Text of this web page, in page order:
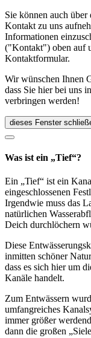
Sie können auch über
Kontakt zu uns
Informationen
("Kontakt") oben auf
Kontaktformular.
Wir wünschen Ihnen
dass Sie hier bei uns
verbringen werden!
dieses Fenster
Was ist ein „Tief“?
Ein „Tief“ ist ein
eingeschlossenen
Irgendwie muss das
natürlichen
Deich durchlöchern
Diese
inmitten schöner
dass es sich hier um
Kanäle handelt.
Zum Entwässern
umfangreiches
immer größer
dann die großen